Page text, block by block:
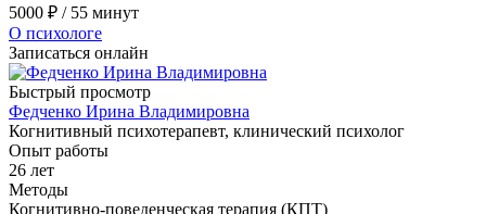
5000 ₽ / 55 минут
О психологе
Записаться онлайн
Быстрый просмотр
Федченко Ирина Владимировна
Когнитивный психотерапевт, клинический психолог
Опыт работы
26 лет
Методы
Когнитивно-поведенческая терапия (КПТ)